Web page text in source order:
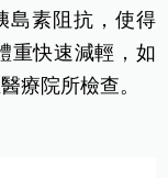
島素阻抗，使得
重快速減輕，如
療院所檢查。